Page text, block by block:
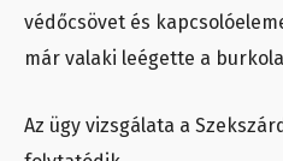
védőcsövet és
már valaki leégette a
Az ügy vizsgálata a